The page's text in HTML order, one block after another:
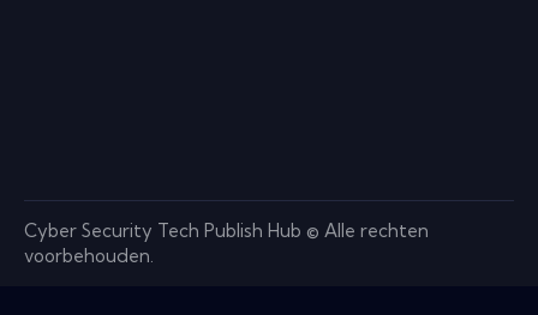
Cyber ​​Security Tech Publish Hub © Alle rechten
voorbehouden.